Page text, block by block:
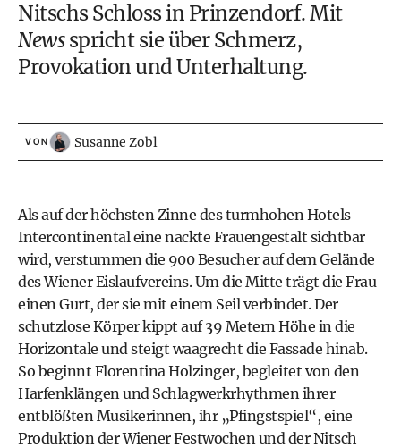
Nitschs Schloss in Prinzendorf. Mit
Newsspricht sie über Schmerz,
Provokation und Unterhaltung.
VON Susanne Zobl
Als auf der höchsten Zinne des turmhohen Hotels
Intercontinental eine nackte Frauengestalt sichtbar
wird, verstummen die 900 Besucher auf dem Gelände
des Wiener Eislaufvereins. Um die Mitte trägt die Frau
einen Gurt, der sie mit einem Seil verbindet. Der
schutzlose Körper kippt auf 39 Metern Höhe in die
Horizontale und steigt waagrecht die Fassade hinab.
So beginnt Florentina Holzinger, begleitet von den
Harfenklängen und Schlagwerkrhythmen ihrer
entblößten Musikerinnen, ihr „Pfingstspiel“, eine
Produktion der Wiener Festwochen und der Nitsch